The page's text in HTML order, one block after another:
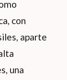
con
aparte
una